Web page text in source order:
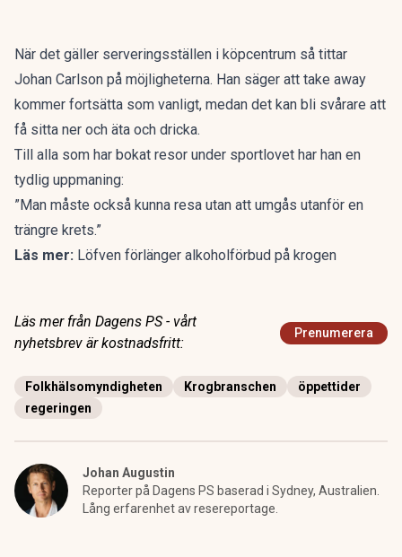
När det gäller serveringsställen i köpcentrum så tittar
Johan Carlson på möjligheterna. Han säger att take away
kommer fortsätta som vanligt, medan det kan bli svårare att
få sitta ner och äta och dricka.
Till alla som har bokat resor under sportlovet har han en
tydlig uppmaning:
”Man måste också kunna resa utan att umgås utanför en
trängre krets.”
Läs mer: Löfven förlänger alkoholförbud på krogen
Läs mer från Dagens PS - vårt
nyhetsbrev är kostnadsfritt:
Prenumerera
Folkhälsomyndigheten Krogbranschen
öppettider
regeringen
Johan Augustin
Reporter på Dagens PS baserad i Sydney, Australien.
Lång erfarenhet av resereportage.